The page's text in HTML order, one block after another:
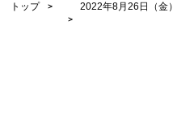
トップ 2022年8月26日（金）